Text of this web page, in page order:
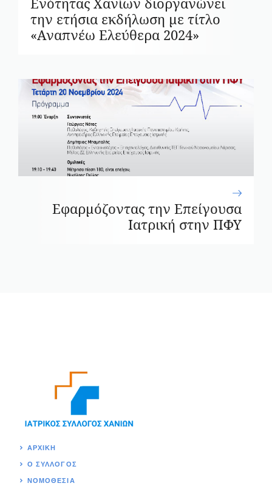
την ετήσια εκδήλωση με τίτλο
«Αναπνέω Ελεύθερα 2024»
Εφαρμόζοντας την Επείγουσα
Ιατρική στην ΠΦΥ
ΑΡΧΙΚΉ
Ο ΣΥΛΛΟΓΟΣ
ΝΟΜΟΘΕΣΊΑ